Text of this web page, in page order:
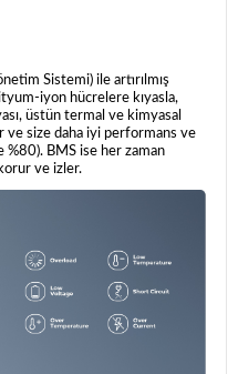
Sistemi) ile artırılmış
iyon hücrelere kıyasla,
üstün termal ve kimyasal
ve size daha iyi performans ve
%80). BMS ise her zaman
ve izler.